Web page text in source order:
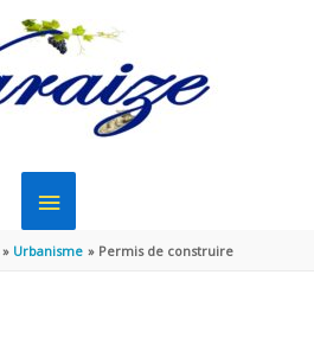
MENU
PRINCIPAL
Urbanisme Permis de construire